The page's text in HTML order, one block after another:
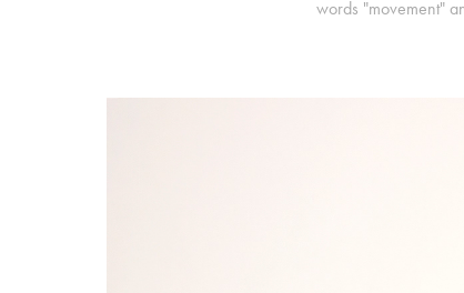
words "movement"